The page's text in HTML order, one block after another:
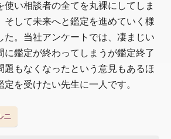
使い相談者の全てを丸裸にしてしま
そして未来へと鑑定を進めていく様
た。当社アンケートでは、凄まじい
に鑑定が終わってしまうが鑑定終了
題もなくなったという意見もあるほ
を受けたい先生に一人です。
ニ